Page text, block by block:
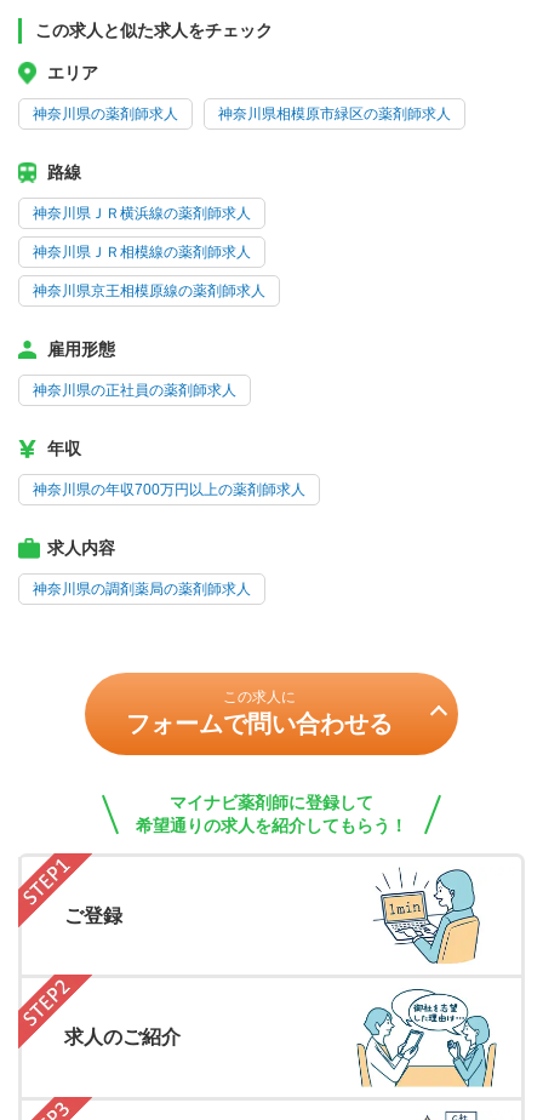
この求人と似た求人をチェック
エリア
神奈川県の薬剤師求人 神奈川県相模原市緑区の薬剤師求人
路線
神奈川県ＪＲ横浜線の薬剤師求人
神奈川県ＪＲ相模線の薬剤師求人
神奈川県京王相模原線の薬剤師求人
雇用形態
神奈川県の正社員の薬剤師求人
年収
神奈川県の年収700万円以上の薬剤師求人
求人内容
神奈川県の調剤薬局の薬剤師求人
この求人に
フォームで問い合わせる
マイナビ薬剤師に登録して
希望通りの求人を紹介してもらう！
ご登録
求人のご紹介